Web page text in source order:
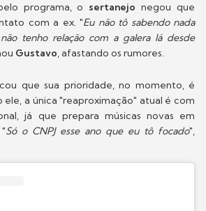
programa, o sertanejonegou que
com a ex. "Eu não tô sabendo nada
tenho relação com a galera lá desde
Gustavo, afastando os rumores.
que sua prioridade, no momento, é
ele, a única "reaproximação" atual é com
já que prepara músicas novas em
Só o CNPJ esse ano que eu tô focado",